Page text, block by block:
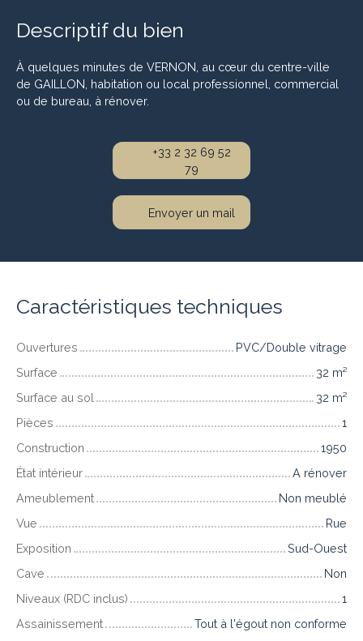
Descriptif du bien
À quelques minutes de VERNON, au cœur du centre-ville
de GAILLON, habitation ou local professionnel, commercial
ou de bureau, à rénover.
+33 2 32 69 52
79
Envoyer un mail
Caractéristiques techniques
Ouvertures
PVC/Double vitrage
Surface
32 m²
Surface au sol
32 m²
Pièces
1
Construction
1950
État intérieur
A rénover
Ameublement
Non meublé
Vue
Rue
Exposition
Sud-Ouest
Cave
Non
Niveaux (RDC inclus)
1
Assainissement
Tout à l'égout non conforme